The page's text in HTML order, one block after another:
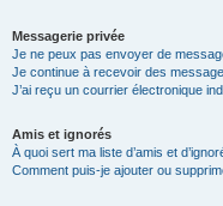
Messagerie privée
Je ne peux pas envoyer de
Je continue à recevoir des
J’ai reçu un courrier électronique
Amis et ignorés
À quoi sert ma liste d’amis et
Comment puis-je ajouter ou